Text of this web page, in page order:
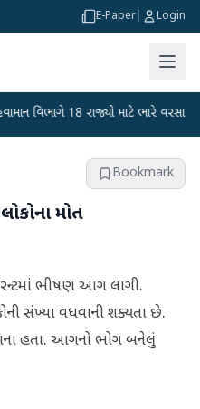
E-Paper Login
18 રાજ્યો માટે ભારે વરસાદની
Bookmark
મોત
ભીષણ આગ લાગી.
સંખ્યા વધવાની શક્યતા છે.
હતા. આગનો ભોગ બનેલું